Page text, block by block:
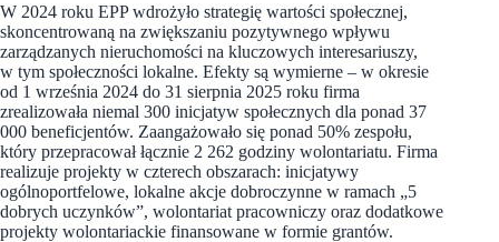
W 2024 roku EPP wdrożyło strategię wartości społecznej,
skoncentrowaną na zwiększaniu pozytywnego wpływu
zarządzanych nieruchomości na kluczowych interesariuszy,
w tym społeczności lokalne. Efekty są wymierne – w okresie
od 1 września 2024 do 31 sierpnia 2025 roku firma
zrealizowała niemal 300 inicjatyw społecznych dla ponad 37
000 beneficjentów. Zaangażowało się ponad 50% zespołu,
który przepracował łącznie 2 262 godziny wolontariatu. Firma
realizuje projekty w czterech obszarach: inicjatywy
ogólnoportfelowe, lokalne akcje dobroczynne w ramach „5
dobrych uczynków”, wolontariat pracowniczy oraz dodatkowe
projekty wolontariackie finansowane w formie grantów.